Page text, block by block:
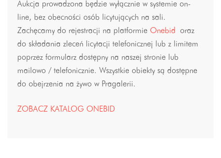
Aukcja prowadzona będzie wyłącznie w systemie on-
line, bez obecności osób licytujących na sali.
Zachęcamy do rejestracji na platformie Onebid
oraz
do składania zleceń licytacji telefonicznej lub z limitem
poprzez formularz dostępny na naszej stronie lub
mailowo / telefonicznie. Wszystkie obiekty są dostępne
do obejrzenia na żywo w Pragalerii.
ZOBACZ KATALOG ONEBID